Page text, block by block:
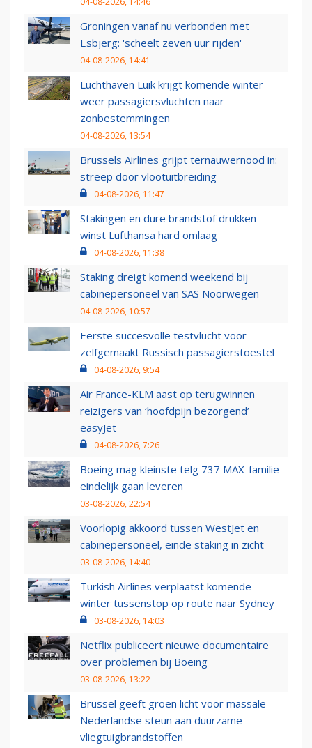
Groningen vanaf nu verbonden met
Esbjerg: 'scheelt zeven uur rijden'
04-08-2026, 14:41
Luchthaven Luik krijgt komende winter
weer passagiersvluchten naar
zonbestemmingen
04-08-2026, 13:54
Brussels Airlines grijpt ternauwernood in:
streep door vlootuitbreiding
04-08-2026, 11:47
Stakingen en dure brandstof drukken
winst Lufthansa hard omlaag
04-08-2026, 11:38
Staking dreigt komend weekend bij
cabinepersoneel van SAS Noorwegen
04-08-2026, 10:57
Eerste succesvolle testvlucht voor
zelfgemaakt Russisch passagierstoestel
04-08-2026, 9:54
Air France-KLM aast op terugwinnen
reizigers van ‘hoofdpijn bezorgend’
easyJet
04-08-2026, 7:26
Boeing mag kleinste telg 737 MAX-familie
eindelijk gaan leveren
03-08-2026, 22:54
Voorlopig akkoord tussen WestJet en
cabinepersoneel, einde staking in zicht
03-08-2026, 14:40
Turkish Airlines verplaatst komende
winter tussenstop op route naar Sydney
03-08-2026, 14:03
Netflix publiceert nieuwe documentaire
over problemen bij Boeing
03-08-2026, 13:22
Brussel geeft groen licht voor massale
Nederlandse steun aan duurzame
vliegtuigbrandstoffen